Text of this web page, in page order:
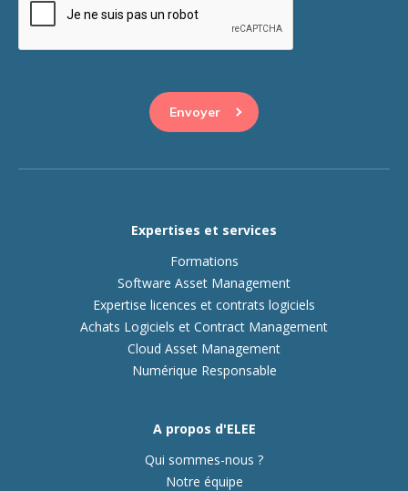
Expertises et services
Formations
Software Asset Management
Expertise licences et contrats logiciels
Achats Logiciels et Contract Management
Cloud Asset Management
Numérique Responsable
A propos d'ELEE
Qui sommes-nous ?
Notre équipe